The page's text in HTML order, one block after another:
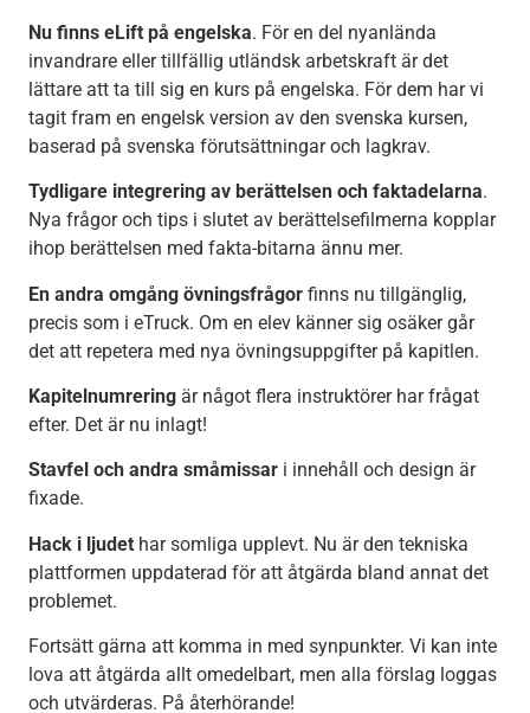
Nu finns eLift på engelska. För en del nyanlända
invandrare eller tillfällig utländsk arbetskraft är det
lättare att ta till sig en kurs på engelska. För dem har vi
tagit fram en engelsk version av den svenska kursen,
baserad på svenska förutsättningar och lagkrav.
Tydligare integrering av berättelsen och faktadelarna.
Nya frågor och tips i slutet av berättelsefilmerna kopplar
ihop berättelsen med fakta-bitarna ännu mer.
En andra omgång övningsfrågor finns nu tillgänglig,
precis som i eTruck. Om en elev känner sig osäker går
det att repetera med nya övningsuppgifter på kapitlen.
Kapitelnumrering är något flera instruktörer har frågat
efter. Det är nu inlagt!
Stavfel och andra småmissar i innehåll och design är
fixade.
Hack i ljudet har somliga upplevt. Nu är den tekniska
plattformen uppdaterad för att åtgärda bland annat det
problemet.
Fortsätt gärna att komma in med synpunkter. Vi kan inte
lova att åtgärda allt omedelbart, men alla förslag loggas
och utvärderas. På återhörande!